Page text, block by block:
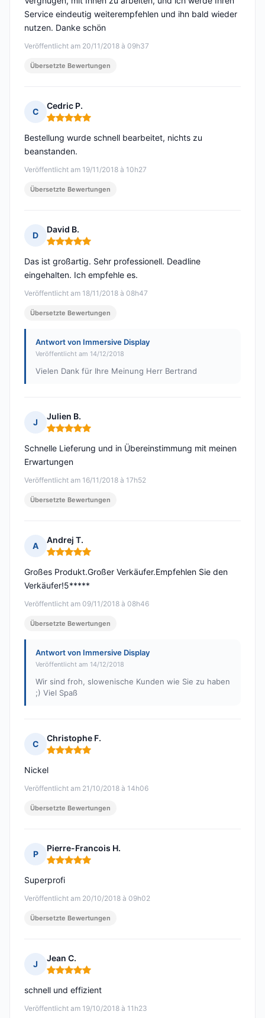
Veröffentlicht am 20/11/2018 à 09h37
Service eindeutig weiterempfehlen und ihn bald wieder
nutzen. Danke schön
Übersetzte Bewertungen
C
Cedric P.
Hinweis: 5 von 5
Veröffentlicht am 19/11/2018 à 10h27
Bestellung wurde schnell bearbeitet, nichts zu
beanstanden.
Übersetzte Bewertungen
D
David B.
Hinweis: 5 von 5
Veröffentlicht am 18/11/2018 à 08h47
Das ist großartig. Sehr professionell. Deadline
eingehalten. Ich empfehle es.
Übersetzte Bewertungen
Antwort von Immersive Display
Veröffentlicht am 14/12/2018
Vielen Dank für Ihre Meinung Herr Bertrand
J
Julien B.
Hinweis: 5 von 5
Veröffentlicht am 16/11/2018 à 17h52
Schnelle Lieferung und in Übereinstimmung mit meinen
Erwartungen
Übersetzte Bewertungen
A
Andrej T.
Hinweis: 5 von 5
Veröffentlicht am 09/11/2018 à 08h46
Großes Produkt.Großer Verkäufer.Empfehlen Sie den
Verkäufer!5*****
Übersetzte Bewertungen
Antwort von Immersive Display
Veröffentlicht am 14/12/2018
Wir sind froh, slowenische Kunden wie Sie zu haben
;) Viel Spaß
C
Christophe F.
Hinweis: 5 von 5
Veröffentlicht am 21/10/2018 à 14h06
Nickel
Übersetzte Bewertungen
P
Pierre-Francois H.
Hinweis: 5 von 5
Veröffentlicht am 20/10/2018 à 09h02
Superprofi
Übersetzte Bewertungen
J
Jean C.
Hinweis: 5 von 5
Veröffentlicht am 19/10/2018 à 11h23
schnell und effizient